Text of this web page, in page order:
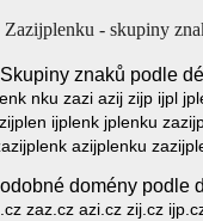
Zazijplenku - skupiny
Skupiny znaků podle
nku zazi azij zijp ijpl
ijplenk jplenku
azijplenku
domény podle
zaz.cz azi.cz zij.cz